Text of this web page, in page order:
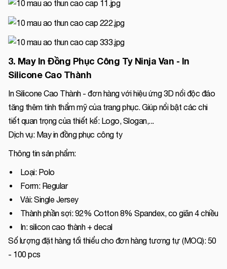
3. May In Đồng Phục Công Ty Ninja Van - In
Silicone Cao Thành
In Silicone Cao Thành - đơn hàng với hiệu ứng 3D nổi độc đáo
tăng thêm tính thẩm mỹ của trang phục. Giúp nổi bật các chi
tiết quan trọng của thiết kế: Logo, Slogan,...
Dịch vụ: May in đồng phục công ty
Thông tin sản phẩm:
Loại: Polo
Form: Regular
Vải: Single Jersey
Thành phần sợi: 92% Cotton 8% Spandex, co giãn 4 chiều
In: silicon cao thành + decal
Số lượng đặt hàng tối thiểu cho đơn hàng tương tự (MOQ): 50
- 100 pcs